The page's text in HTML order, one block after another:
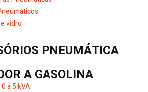
vidro
PNEUMÁTICA
A GASOLINA
a 5 kVA